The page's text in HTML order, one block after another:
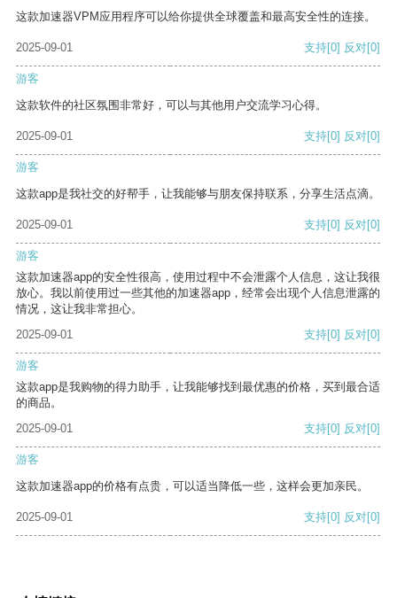
这款加速器VPM应用程序可以给你提供全球覆盖和最高安全性的连接。
2025-09-01 支持[0] 反对[0]
游客
这款软件的社区氛围非常好，可以与其他用户交流学习心得。
2025-09-01 支持[0] 反对[0]
游客
这款app是我社交的好帮手，让我能够与朋友保持联系，分享生活点滴。
2025-09-01 支持[0] 反对[0]
游客
这款加速器app的安全性很高，使用过程中不会泄露个人信息，这让我很
放心。我以前使用过一些其他的加速器app，经常会出现个人信息泄露的
情况，这让我非常担心。
2025-09-01
支持[0] 反对[0]
游客
这款app是我购物的得力助手，让我能够找到最优惠的价格，买到最合适
的商品。
2025-09-01
支持[0] 反对[0]
游客
这款加速器app的价格有点贵，可以适当降低一些，这样会更加亲民。
2025-09-01 支持[0] 反对[0]